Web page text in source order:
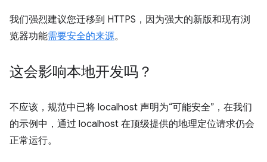
我们强烈建议您迁移到 HTTPS，因为强大的新版和现有浏
览器功能需要安全的来源。
这会影响本地开发吗？
不应该，规范中已将 localhost 声明为“可能安全”，在我们
的示例中，通过 localhost 在顶级提供的地理定位请求仍会
正常运行。